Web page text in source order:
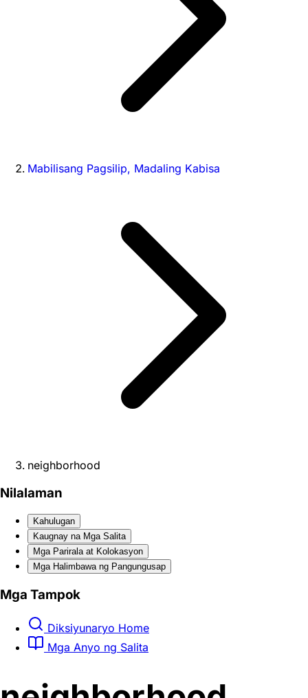
Mabilisang Pagsilip, Madaling Kabisa
neighborhood
Nilalaman
Kahulugan
Kaugnay na Mga Salita
Mga Parirala at Kolokasyon
Mga Halimbawa ng Pangungusap
Mga Tampok
Diksiyunaryo Home
Mga Anyo ng Salita